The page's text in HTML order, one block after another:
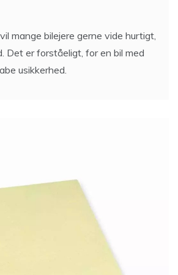
mange bilejere gerne vide hurtigt,
Det er forståeligt, for en bil med
usikkerhed.